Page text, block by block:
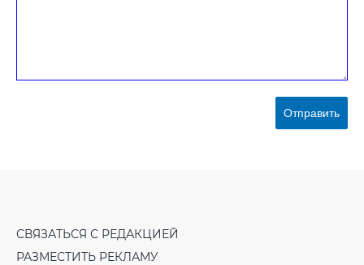
Отправить
СВЯЗАТЬСЯ С РЕДАКЦИЕЙ
РАЗМЕСТИТЬ РЕКЛАМУ